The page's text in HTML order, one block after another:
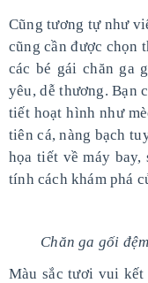
Cũng tương tự như
cũng cần được chọn
các bé gái chăn ga
yêu, dễ thương. Bạn
tiết hoạt hình như
tiên cá, nàng bạch
họa tiết về máy
tính cách khám phá
Chăn ga gối
Màu sắc tươi vui